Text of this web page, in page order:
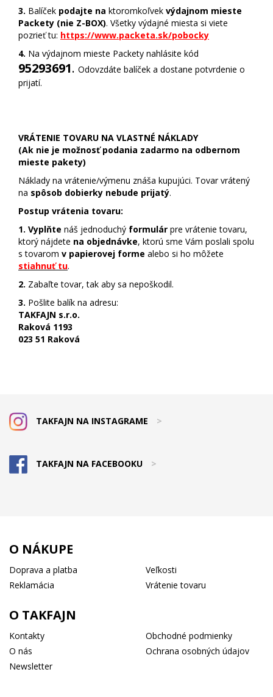
3. Balíček podajte na ktoromkoľvek výdajnom mieste
Packety (nie Z-BOX). Všetky výdajné miesta si viete
pozrieť tu: https://www.packeta.sk/pobocky
4. Na výdajnom mieste Packety nahlásite kód
95293691. Odovzdáte balíček a dostane potvrdenie o
prijatí.
VRÁTENIE TOVARU NA VLASTNÉ NÁKLADY
(Ak nie je možnosť podania zadarmo na odbernom
mieste pakety)
Náklady na vrátenie/výmenu znáša kupujúci. Tovar vrátený
na spôsob dobierky nebude prijatý.
Postup vrátenia tovaru:
1. Vyplňte náš jednoduchý formulár pre vrátenie tovaru,
ktorý nájdete na objednávke, ktorú sme Vám poslali spolu
s tovarom v papierovej forme alebo si ho môžete
stiahnuť tu.
2. Zabaľte tovar, tak aby sa nepoškodil.
3. Pošlite balík na adresu:
TAKFAJN s.r.o.
Raková 1193
023 51 Raková
TAKFAJN NA INSTAGRAME >
TAKFAJN NA FACEBOOKU >
O NÁKUPE
Doprava a platba
Veľkosti
Reklamácia
Vrátenie tovaru
O TAKFAJN
Kontakty
Obchodné podmienky
O nás
Ochrana osobných údajov
Newsletter